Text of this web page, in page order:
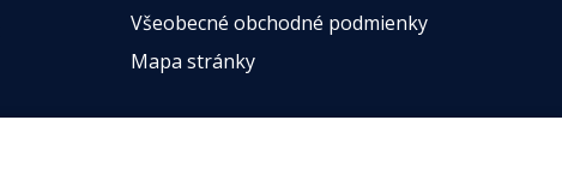
Všeobecné obchodné podmienky
Mapa stránky